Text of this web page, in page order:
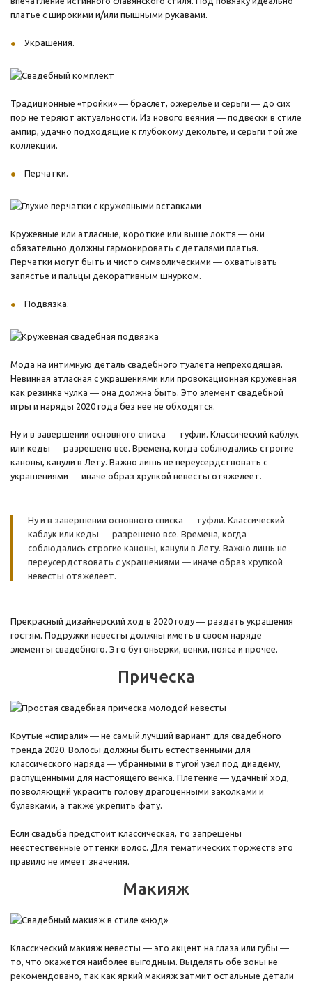
платье с широкими и/или пышными рукавами.
Украшения.
Традиционные «тройки» ― браслет, ожерелье и серьги ― до сих
пор не теряют актуальности. Из нового веяния ― подвески в стиле
ампир, удачно подходящие к глубокому декольте, и серьги той же
коллекции.
Перчатки.
Кружевные или атласные, короткие или выше локтя ― они
обязательно должны гармонировать с деталями платья.
Перчатки могут быть и чисто символическими ― охватывать
запястье и пальцы декоративным шнурком.
Подвязка.
Мода на интимную деталь свадебного туалета непреходящая.
Невинная атласная с украшениями или провокационная кружевная
как резинка чулка ― она должна быть. Это элемент свадебной
игры и наряды 2020 года без нее не обходятся.
Ну и в завершении основного списка ― туфли. Классический каблук
или кеды ― разрешено все. Времена, когда соблюдались строгие
каноны, канули в Лету. Важно лишь не переусердствовать с
украшениями ― иначе образ хрупкой невесты отяжелеет.
Ну и в завершении основного списка ― туфли. Классический
каблук или кеды ― разрешено все. Времена, когда
соблюдались строгие каноны, канули в Лету. Важно лишь не
переусердствовать с украшениями ― иначе образ хрупкой
невесты отяжелеет.
Прекрасный дизайнерский ход в 2020 году ― раздать украшения
гостям. Подружки невесты должны иметь в своем наряде
элементы свадебного. Это бутоньерки, венки, пояса и прочее.
Прическа
Крутые «спирали» ― не самый лучший вариант для свадебного
тренда 2020. Волосы должны быть естественными для
классического наряда ― убранными в тугой узел под диадему,
распущенными для настоящего венка. Плетение ― удачный ход,
позволяющий украсить голову драгоценными заколками и
булавками, а также укрепить фату.
Если свадьба предстоит классическая, то запрещены
неестественные оттенки волос. Для тематических торжеств это
правило не имеет значения.
Макияж
Классический макияж невесты ― это акцент на глаза или губы ―
то, что окажется наиболее выгодным. Выделять обе зоны не
рекомендовано, так как яркий макияж затмит остальные детали